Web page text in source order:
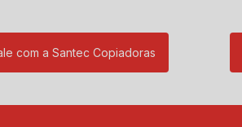
com a Santec Copiadoras